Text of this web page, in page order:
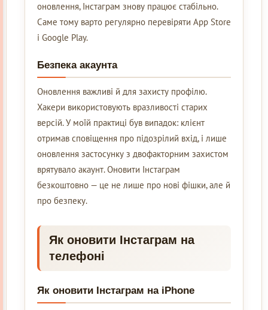
оновлення, Інстаграм знову працює стабільно.
Саме тому варто регулярно перевіряти App Store
і Google Play.
Безпека акаунта
Оновлення важливі й для захисту профілю.
Хакери використовують вразливості старих
версій. У моїй практиці був випадок: клієнт
отримав сповіщення про підозрілий вхід, і лише
оновлення застосунку з двофакторним захистом
врятувало акаунт. Оновити Інстаграм
безкоштовно — це не лише про нові фішки, але й
про безпеку.
Як оновити Інстаграм на
телефоні
Як оновити Інстаграм на iPhone